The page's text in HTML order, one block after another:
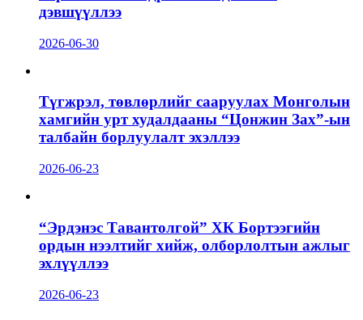
дэвшүүллээ
2026-06-30
Түгжрэл, төвлөрлийг сааруулах Монголын
хамгийн урт худалдааны “Цонжин Зах”-ын
талбайн борлуулалт эхэллээ
2026-06-23
“Эрдэнэс Тавантолгой” ХК Бортээгийн
ордын нээлтийг хийж, олборлолтын ажлыг
эхлүүллээ
2026-06-23